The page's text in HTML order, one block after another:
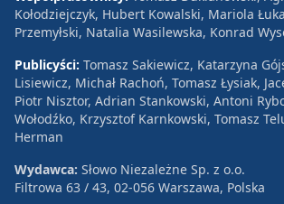
Kołodziejczyk, Hubert Kowalski, Mariola
Przemyłski, Natalia Wasilewska, Konrad
Publicyści: Tomasz Sakiewicz, Katarzyna
Lisiewicz, Michał Rachoń, Tomasz Łysiak,
Piotr Nisztor, Adrian Stankowski, Antoni
Wołodźko, Krzysztof Karnkowski, Tomasz
Herman
Wydawca: Słowo Niezależne Sp. z o.o.
Filtrowa 63 / 43, 02-056 Warszawa, Polska